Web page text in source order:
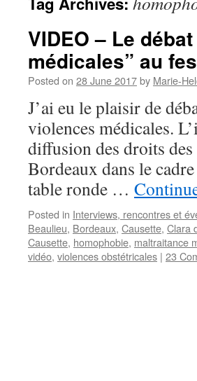
VIDEO – Le
médicales” au
Posted on 28 June 2017by Marie-
J’ai eu le plaisir de
violences médicales.
diffusion des droits
Bordeaux dans le
table ronde …
Posted in Interviews, rencontres et
Beaulieu, Bordeaux, Causette, Clara
Causette, homophobie, maltraitance
vidéo, violences obstétricales | 23